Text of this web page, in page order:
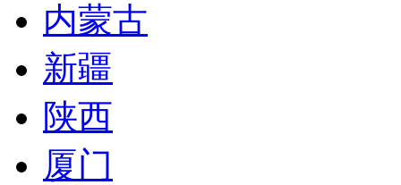
内蒙古
新疆
陕西
厦门